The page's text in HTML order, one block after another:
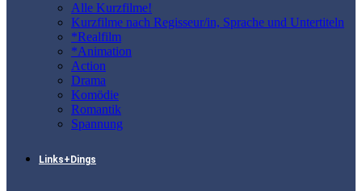
Alle Kurzfilme!
Kurzfilme nach Regisseur/in, Sprache und Untertiteln
*Realfilm
*Animation
Action
Drama
Komödie
Romantik
Spannung
Links+Dings